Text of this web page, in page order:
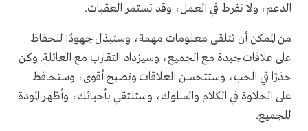
الدعم، ولا تفرط في العمل، وقد تستمر العقبات.
من الممكن أن تتلقى معلومات مهمة، وستبذل جهودًا للحفاظ
على علاقات جيدة مع الجميع، وسيزداد التقارب مع العائلة. وكن
حذرًا في الحب، وستتحسن العلاقات وتصبح أقوى، وستحافظ
على الحلاوة في الكلام والسلوك، وستلتقي بأحبائك، وأظهر المودة
للجميع.